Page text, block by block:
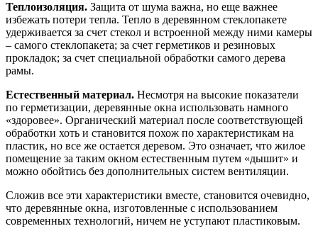
Теплоизоляция. Защита от шума важна, но еще важнее
избежать потери тепла. Тепло в деревянном стеклопакете
удерживается за счет стекол и встроенной между ними камеры
– самого стеклопакета; за счет герметиков и резиновых
прокладок; за счет специальной обработки самого дерева
рамы.
Естественный материал. Несмотря на высокие показатели
по герметизации, деревянные окна использовать намного
«здоровее». Органический материал после соответствующей
обработки хоть и становится похож по характеристикам на
пластик, но все же остается деревом. Это означает, что жилое
помещение за таким окном естественным путем «дышит» и
можно обойтись без дополнительных систем вентиляции.
Сложив все эти характеристики вместе, становится очевидно,
что деревянные окна, изготовленные с использованием
современных технологий, ничем не уступают пластиковым.